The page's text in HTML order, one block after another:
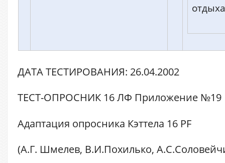
ДАТА ТЕСТИРОВАНИЯ: 26.04.2002
ТЕСТ-ОПРОСНИК 16 ЛФ Приложение №19
Адаптация опросника Кэттела 16 PF
(А.Г. Шмелев, В.И.Похилько,